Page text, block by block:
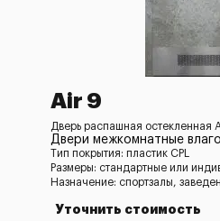
Air 9
Дверь распашная остекленная
Двери межкомнатные
Тип покрытия: пластик CPL
Размеры: стандартные или
Назначение: спортзалы,
Уточнить стоимость